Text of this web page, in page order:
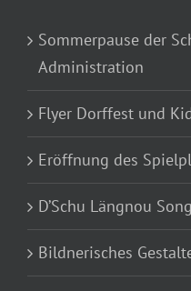
Sommerpause der
Administration
Flyer Dorffest und
Eröffnung des
D’Schu Längnou Song
Bildnerisches